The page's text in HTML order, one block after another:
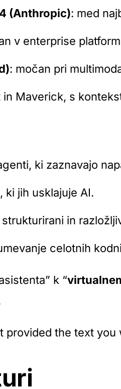
(Anthropic): med
v enterprise
: močan pri
in Maverick, s
ki zaznavajo
ki jih usklajuje AI.
strukturirani in
celotnih
k “
provided the text